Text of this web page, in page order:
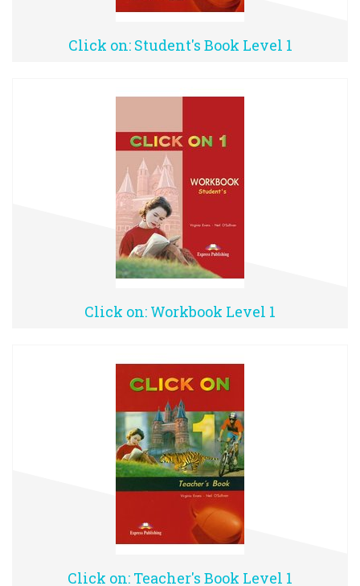
Click on: Student's Book Level 1
Click on: Workbook Level 1
Click on: Teacher's Book Level 1